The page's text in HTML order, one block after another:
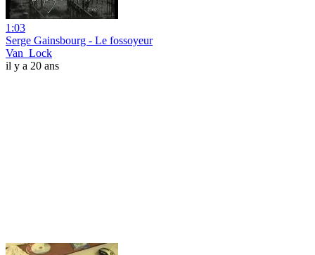
1:03
Serge Gainsbourg - Le fossoyeur
Van_Lock
il y a 20 ans